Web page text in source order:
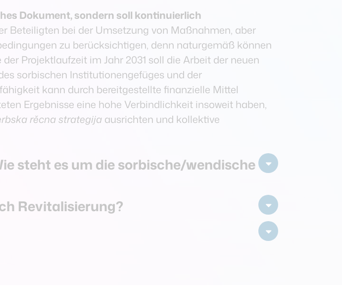
Dokument, sondern soll kontinuierlich
Beteiligten bei der Umsetzung von Maßnahmen, aber
zu berücksichtigen, denn naturgemäß können
Projektlaufzeit im Jahr 2031 soll die Arbeit der neuen
sorbischen Institutionengefüges und der
kann durch bereitgestellte finanzielle Mittel
Ergebnisse eine hohe Verbindlichkeit insoweit haben,
rěcna strategijaausrichten und kollektive
steht es um die sorbische/wendische
Revitalisierung?